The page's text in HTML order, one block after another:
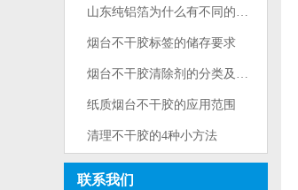
山东纯铝箔为什么有不同的面？
烟台不干胶标签的储存要求
烟台不干胶清除剂的分类及常用的···
纸质烟台不干胶的应用范围
清理不干胶的4种小方法
联系我们